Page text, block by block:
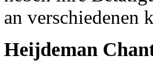
an verschiedenen
Heijdeman